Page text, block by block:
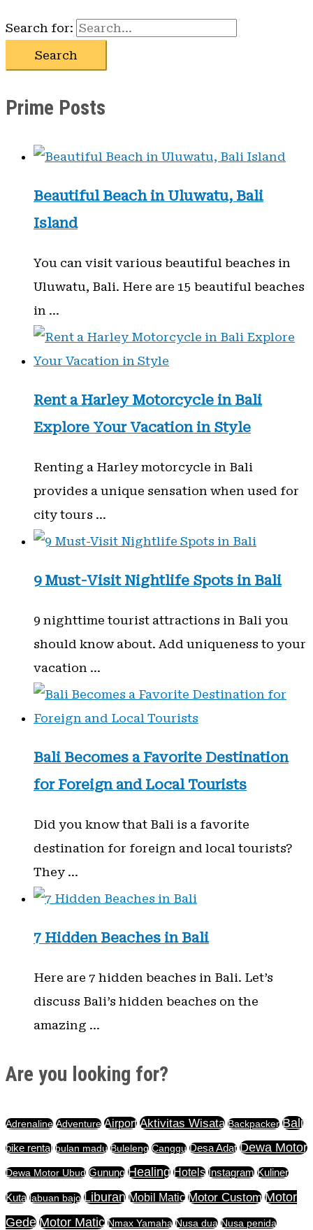
Search for:
Prime Posts
Beautiful Beach in Uluwatu, Bali
Island
You can visit various beautiful beaches in
Uluwatu, Bali. Here are 15 beautiful beaches
in …
Rent a Harley Motorcycle in Bali
Explore Your Vacation in Style
Renting a Harley motorcycle in Bali
provides a unique sensation when used for
city tours …
9 Must-Visit Nightlife Spots in Bali
9 nighttime tourist attractions in Bali you
should know about. Add uniqueness to your
vacation …
Bali Becomes a Favorite Destination
for Foreign and Local Tourists
Did you know that Bali is a favorite
destination for foreign and local tourists?
They …
7 Hidden Beaches in Bali
Here are 7 hidden beaches in Bali. Let’s
discuss Bali’s hidden beaches on the
amazing …
Are you looking for?
Adrenaline Adventure Airport Aktivitas Wisata Backpacker Bali
bike rental bulan madu Buleleng Canggu Desa Adat Dewa Motor
Dewa Motor Ubud Gunung Healing Hotels Instagram Kuliner
Kuta labuan bajo Liburan Mobil Matic Motor Custom Motor
Gede Motor Matic Nmax Yamaha Nusa dua Nusa penida